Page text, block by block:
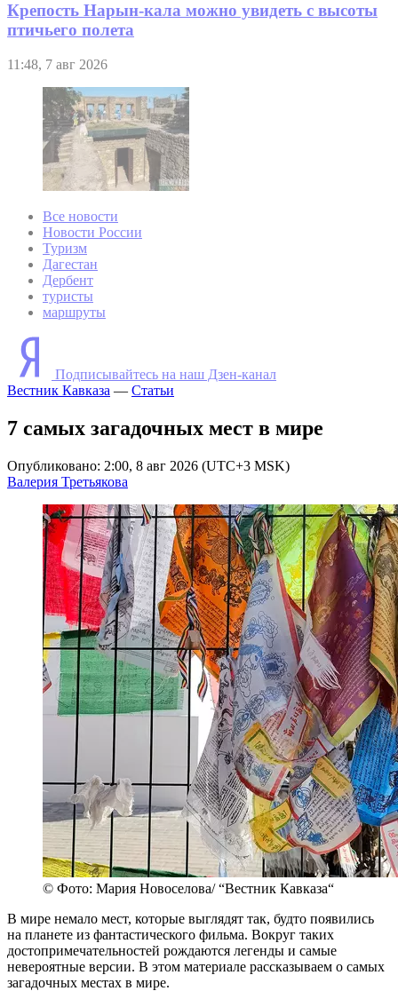
Крепость Нарын-кала можно увидеть с высоты
птичьего полета
11:48, 7 авг 2026
Все новости
Новости России
Туризм
Дагестан
Дербент
туристы
маршруты
Подписывайтесь на наш Дзен-канал
Вестник Кавказа — Статьи
7 самых загадочных мест в мире
Опубликовано: 2:00, 8 авг 2026 (UTC+3 MSK)
Валерия Третьякова
© Фото: Мария Новоселова/ “Вестник Кавказа“
В мире немало мест, которые выглядят так, будто появились
на планете из фантастического фильма. Вокруг таких
достопримечательностей рождаются легенды и самые
невероятные версии. В этом материале рассказываем о самых
загадочных местах в мире.